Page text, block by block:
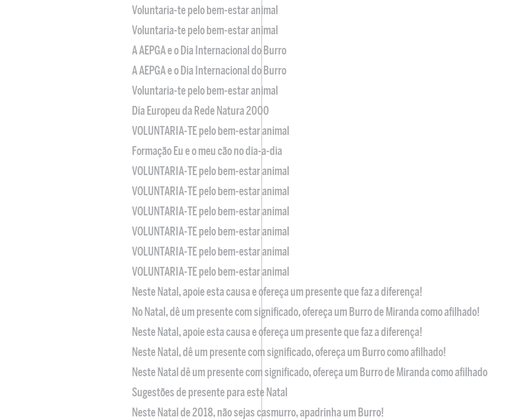
Voluntaria-te pelo bem-estar animal
Voluntaria-te pelo bem-estar animal
A AEPGA e o Dia Internacional do Burro
A AEPGA e o Dia Internacional do Burro
Voluntaria-te pelo bem-estar animal
Dia Europeu da Rede Natura 2000
VOLUNTARIA-TE pelo bem-estar animal
Formação Eu e o meu cão no dia-a-dia
VOLUNTARIA-TE pelo bem-estar animal
VOLUNTARIA-TE pelo bem-estar animal
VOLUNTARIA-TE pelo bem-estar animal
VOLUNTARIA-TE pelo bem-estar animal
VOLUNTARIA-TE pelo bem-estar animal
VOLUNTARIA-TE pelo bem-estar animal
Neste Natal, apoie esta causa e ofereça um presente que faz a diferença!
No Natal, dê um presente com significado, ofereça um Burro de Miranda como afilhado!
Neste Natal, apoie esta causa e ofereça um presente que faz a diferença!
Neste Natal, dê um presente com significado, ofereça um Burro como afilhado!
Neste Natal dê um presente com significado, ofereça um Burro de Miranda como afilhado
Sugestões de presente para este Natal
Neste Natal de 2018, não sejas casmurro, apadrinha um Burro!